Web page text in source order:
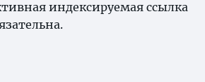
индексируемая ссылка